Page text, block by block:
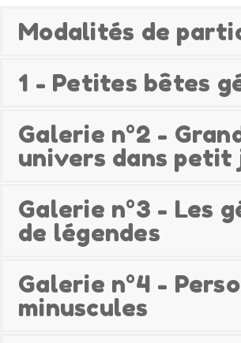
Modalités de
1 - Petites bêtes
Galerie n°2 -
univers dans petit
Galerie n°3 - Les
de légendes
Galerie n°4 -
minuscules